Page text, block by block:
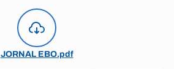
JORNAL EBO.pdf